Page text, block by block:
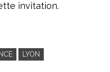
invitation.
LYON